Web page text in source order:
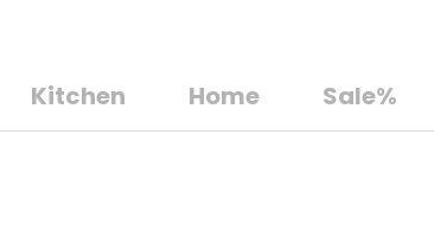
Kitchen Home Sale%